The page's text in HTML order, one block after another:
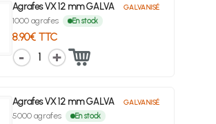
Agrafes VX 12 mm GALVA GALVANISÉ
1000 agrafes En stock
8.90€ TTC
1
Agrafes VX 12 mm GALVA GALVANISÉ
5000 agrafes En stock